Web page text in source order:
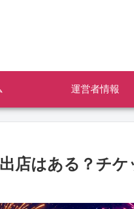
運営者情報
店はある？チ